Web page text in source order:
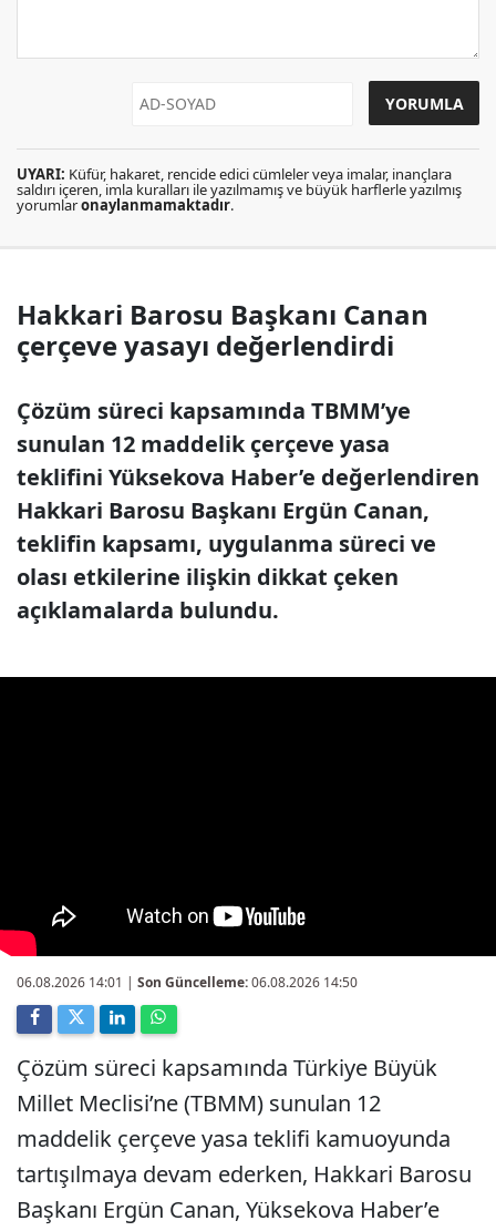
UYARI: Küfür, hakaret, rencide edici cümleler veya imalar, inançlara
saldırı içeren, imla kuralları ile yazılmamış ve büyük harflerle yazılmış
yorumlaronaylanmamaktadır.
Hakkari Barosu Başkanı Canan
çerçeve yasayı değerlendirdi
Çözüm süreci kapsamında TBMM’ye
sunulan 12 maddelik çerçeve yasa
teklifini Yüksekova Haber’e değerlendiren
Hakkari Barosu Başkanı Ergün Canan,
teklifin kapsamı, uygulanma süreci ve
olası etkilerine ilişkin dikkat çeken
açıklamalarda bulundu.
06.08.2026 14:01 | Son Güncelleme:06.08.2026 14:50
Çözüm süreci kapsamında Türkiye Büyük
Millet Meclisi’ne (TBMM) sunulan 12
maddelik çerçeve yasa teklifi kamuoyunda
tartışılmaya devam ederken, Hakkari Barosu
Başkanı Ergün Canan, Yüksekova Haber’e